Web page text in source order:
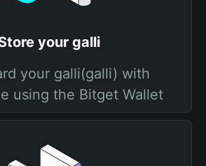
your galli
your galli(galli) with
using the Bitget Wallet